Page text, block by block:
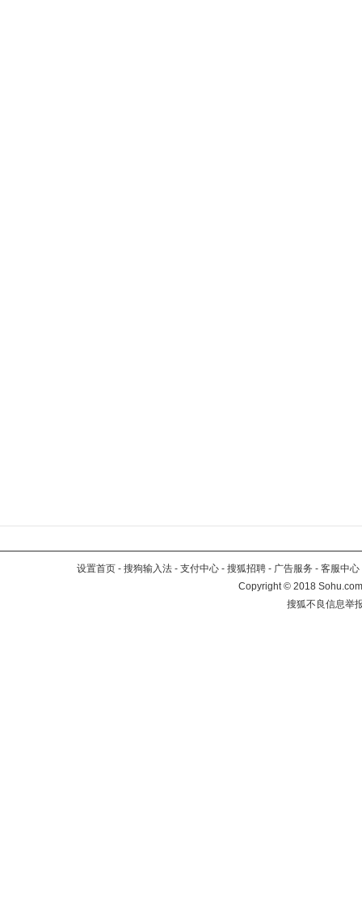
设置首页 - 搜狗输入法 - 支付中心 - 搜狐招聘 - 广告服务 - 客服中心
Copyright©2018
搜狐不良信息举